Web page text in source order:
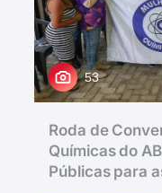
53
Roda de
Químicas do
Públicas para